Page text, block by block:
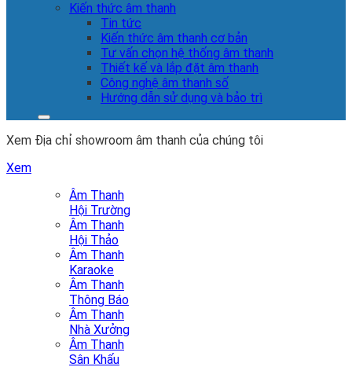
Kiến thức âm thanh
Tin tức
Kiến thức âm thanh cơ bản
Tư vấn chọn hệ thống âm thanh
Thiết kế và lắp đặt âm thanh
Công nghệ âm thanh số
Hướng dẫn sử dụng và bảo trì
Xem Địa chỉ showroom âm thanh của chúng tôi
Xem
Âm Thanh
Hội Trường
Âm Thanh
Hội Thảo
Âm Thanh
Karaoke
Âm Thanh
Thông Báo
Âm Thanh
Nhà Xưởng
Âm Thanh
Sân Khấu